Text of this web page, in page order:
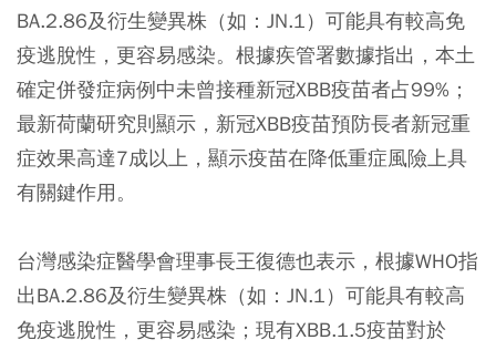
BA.2.86及衍生變異株（如：JN.1）可能具有較高免
疫逃脫性，更容易感染。根據疾管署數據指出，本土
確定併發症病例中未曾接種新冠XBB疫苗者占99%；
最新荷蘭研究則顯示，新冠XBB疫苗預防長者新冠重
症效果高達7成以上，顯示疫苗在降低重症風險上具
有關鍵作用。
台灣感染症醫學會理事長王復德也表示，根據WHO指
出BA.2.86及衍生變異株（如：JN.1）可能具有較高
免疫逃脫性，更容易感染；現有XBB.1.5疫苗對於